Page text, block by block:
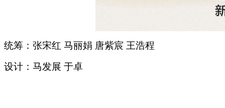
统筹：张宋红 马丽娟 唐紫宸 王浩程
设计：马发展 于卓